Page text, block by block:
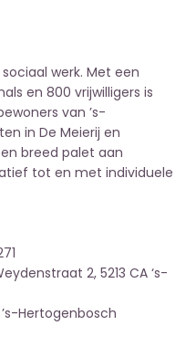
werk. Met een
en 800 vrijwilligers is
van ’s-
in De Meierij en
breed palet aan
tot en met individuele
2, 5213 CA ‘s-
’s-Hertogenbosch